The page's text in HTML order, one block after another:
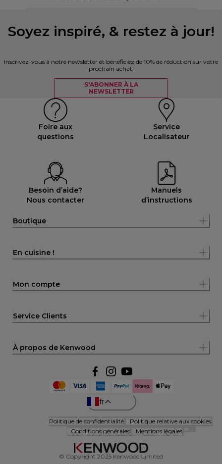
Soyez inspiré, & restez à jour!
Inscrivez-vous à notre newsletter et bénéficiez de 10% de réduction sur votre
prochain achat!
S'ABONNER À LA
NEWSLETTER
Foire aux
questions
Service
Localisateur
Besoin d’aide?
Nous contacter
Manuels
d’instructions
Boutique
En cuisine !
Mon compte
Service Clients
À propos de Kenwood
fr
Politique de confidentialité
Politique relative aux cookies
Conditions générales
Mentions légales
© Copyright 2025 Kenwood Limited